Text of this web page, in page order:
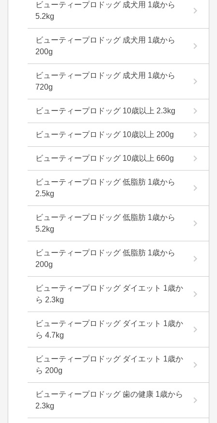
ビューティープロドッグ 成犬用 1歳から
5.2kg
ビューティープロドッグ 成犬用 1歳から
200g
ビューティープロドッグ 成犬用 1歳から
720g
ビューティープロドッグ 10歳以上 2.3kg
ビューティープロドッグ 10歳以上 200g
ビューティープロドッグ 10歳以上 660g
ビューティープロドッグ 低脂肪 1歳から
2.5kg
ビューティープロドッグ 低脂肪 1歳から
5.2kg
ビューティープロドッグ 低脂肪 1歳から
200g
ビューティープロドッグ ダイエット 1歳か
ら 2.3kg
ビューティープロドッグ ダイエット 1歳か
ら 4.7kg
ビューティープロドッグ ダイエット 1歳か
ら 200g
ビューティープロドッグ 歯の健康 1歳から
2.3kg